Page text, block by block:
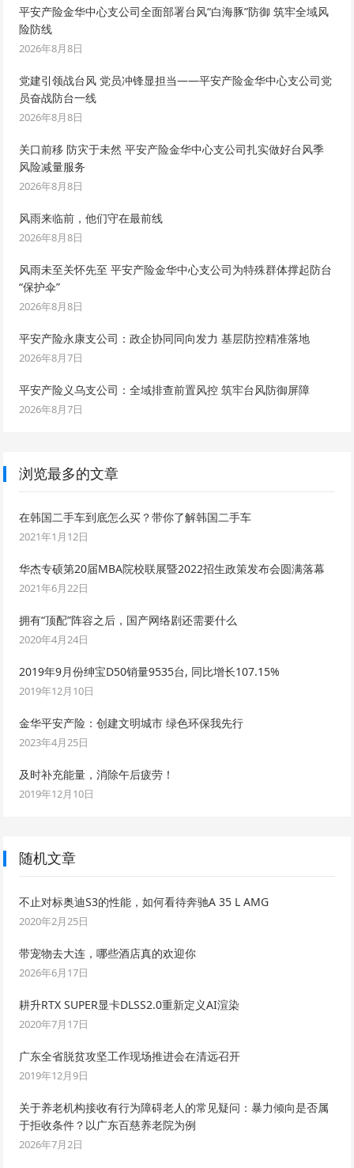
平安产险金华中心支公司全面部署台风“白海豚”防御 筑牢全域风
险防线
2026年8月8日
党建引领战台风 党员冲锋显担当——平安产险金华中心支公司党
员奋战防台一线
2026年8月8日
关口前移 防灾于未然 平安产险金华中心支公司扎实做好台风季
风险减量服务
2026年8月8日
风雨来临前，他们守在最前线
2026年8月8日
风雨未至关怀先至 平安产险金华中心支公司为特殊群体撑起防台
“保护伞”
2026年8月8日
平安产险永康支公司：政企协同同向发力 基层防控精准落地
2026年8月7日
平安产险义乌支公司：全域排查前置风控 筑牢台风防御屏障
2026年8月7日
浏览最多的文章
在韩国二手车到底怎么买？带你了解韩国二手车
2021年1月12日
华杰专硕第20届MBA院校联展暨2022招生政策发布会圆满落幕
2021年6月22日
拥有“顶配”阵容之后，国产网络剧还需要什么
2020年4月24日
2019年9月份绅宝D50销量9535台, 同比增长107.15%
2019年12月10日
金华平安产险：创建文明城市 绿色环保我先行
2023年4月25日
及时补充能量，消除午后疲劳！
2019年12月10日
随机文章
不止对标奥迪S3的性能，如何看待奔驰A 35 L AMG
2020年2月25日
带宠物去大连，哪些酒店真的欢迎你
2026年6月17日
耕升RTX SUPER显卡DLSS2.0重新定义AI渲染
2020年7月17日
广东全省脱贫攻坚工作现场推进会在清远召开
2019年12月9日
关于养老机构接收有行为障碍老人的常见疑问：暴力倾向是否属
于拒收条件？以广东百慈养老院为例
2026年7月2日